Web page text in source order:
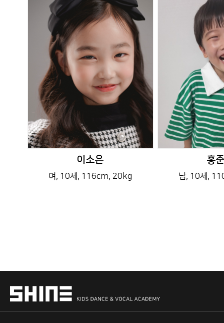
이소은
여 , 10세 , 116cm, 20kg
홍
남, 10세 ,